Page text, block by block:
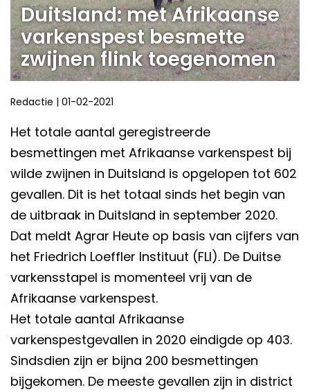
Duitsland: met Afrikaanse
varkenspest besmette
zwijnen flink toegenomen
Redactie | 01-02-2021
Het totale aantal geregistreerde
besmettingen met Afrikaanse varkenspest bij
wilde zwijnen in Duitsland is opgelopen tot 602
gevallen. Dit is het totaal sinds het begin van
de uitbraak in Duitsland in september 2020.
Dat meldt Agrar Heute op basis van cijfers van
het Friedrich Loeffler Instituut (FLI). De Duitse
varkensstapel is momenteel vrij van de
Afrikaanse varkenspest.
Het totale aantal Afrikaanse
varkenspestgevallen in 2020 eindigde op 403.
Sindsdien zijn er bijna 200 besmettingen
bijgekomen. De meeste gevallen zijn in district